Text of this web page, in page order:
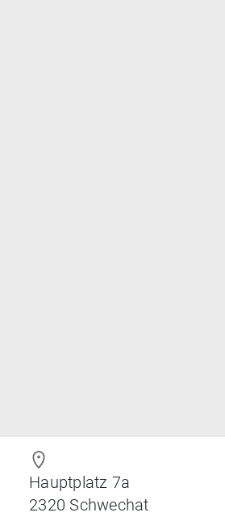
Hauptplatz 7a
2320 Schwechat